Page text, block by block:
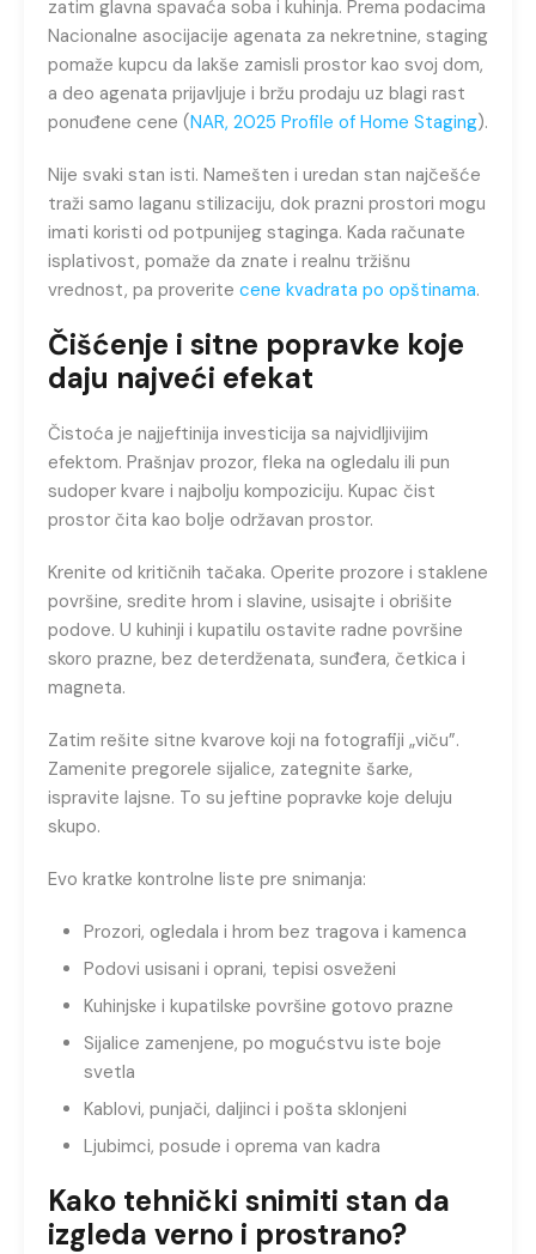
zatim glavna spavaća soba i kuhinja. Prema podacima
Nacionalne asocijacije agenata za nekretnine, staging
pomaže kupcu da lakše zamisli prostor kao svoj dom,
a deo agenata prijavljuje i bržu prodaju uz blagi rast
ponuđene cene (NAR, 2025 Profile of Home Staging).
Nije svaki stan isti. Namešten i uredan stan najčešće
traži samo laganu stilizaciju, dok prazni prostori mogu
imati koristi od potpunijeg staginga. Kada računate
isplativost, pomaže da znate i realnu tržišnu
vrednost, pa proverite cene kvadrata po opštinama.
Čišćenje i sitne popravke koje
daju najveći efekat
Čistoća je najjeftinija investicija sa najvidljivijim
efektom. Prašnjav prozor, fleka na ogledalu ili pun
sudoper kvare i najbolju kompoziciju. Kupac čist
prostor čita kao bolje održavan prostor.
Krenite od kritičnih tačaka. Operite prozore i staklene
površine, sredite hrom i slavine, usisajte i obrišite
podove. U kuhinji i kupatilu ostavite radne površine
skoro prazne, bez deterdženata, sunđera, četkica i
magneta.
Zatim rešite sitne kvarove koji na fotografiji „viču”.
Zamenite pregorele sijalice, zategnite šarke,
ispravite lajsne. To su jeftine popravke koje deluju
skupo.
Evo kratke kontrolne liste pre snimanja:
Prozori, ogledala i hrom bez tragova i kamenca
Podovi usisani i oprani, tepisi osveženi
Kuhinjske i kupatilske površine gotovo prazne
Sijalice zamenjene, po mogućstvu iste boje
svetla
Kablovi, punjači, daljinci i pošta sklonjeni
Ljubimci, posude i oprema van kadra
Kako tehnički snimiti stan da
izgleda verno i prostrano?